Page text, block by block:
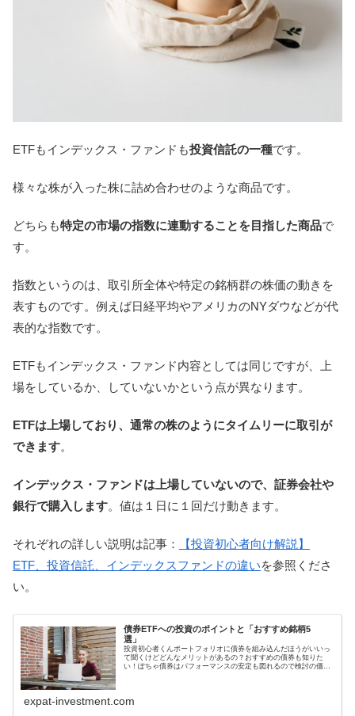
ETFもインデックス・ファンドも投資信託の一種です。
様々な株が入った株に詰め合わせのような商品です。
どちらも特定の市場の指数に連動することを目指した商品で
す。
指数というのは、取引所全体や特定の銘柄群の株価の動きを
表すものです。例えば日経平均やアメリカのNYダウなどが代
表的な指数です。
ETFもインデックス・ファンド内容としては同じですが、上
場をしているか、していないかという点が異なります。
ETFは上場しており、通常の株のようにタイムリーに取引が
できます。
インデックス・ファンドは上場していないので、証券会社や
銀行で購入します。値は１日に１回だけ動きます。
それぞれの詳しい説明は記事：
【投資初心者向け解説】
ETF、投資信託、インデックスファンドの違いを参照くださ
い。
債券ETFへの投資のポイントと「おすすめ銘柄5
選」
投資初心者くんポートフォリオに債券を組み込んだほうがいいっ
て聞くけどどんなメリットがあるの？おすすめの債券も知りた
い！ぽちゃ債券はパフォーマンスの安定も図れるので検討の価値
expat-investment.com